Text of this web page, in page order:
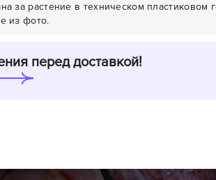
за растение в техническом пластиковом
из фото.
перед доставкой!